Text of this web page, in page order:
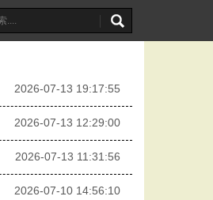
2026-07-13 19:17:55
2026-07-13 12:29:00
2026-07-13 11:31:56
2026-07-10 14:56:10